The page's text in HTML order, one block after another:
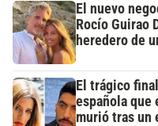
El nuevo
Rocío Guirao
heredero de
El trágico
española que
murió tras un